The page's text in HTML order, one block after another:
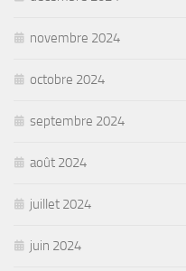
novembre 2024
octobre 2024
septembre 2024
août 2024
juillet 2024
juin 2024